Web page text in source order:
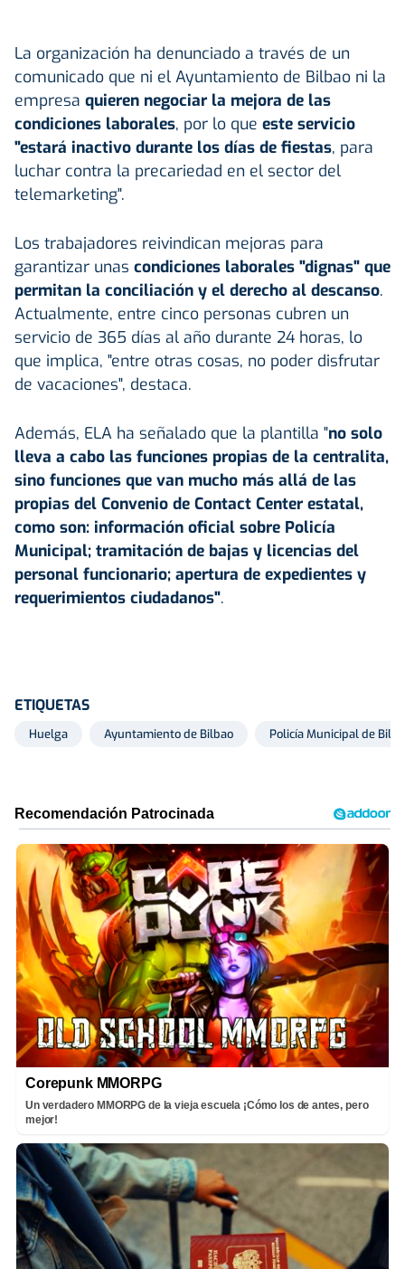
La organización ha denunciado a través de un
comunicado que ni el Ayuntamiento de Bilbao ni la
empresa quieren negociar la mejora de las
condiciones laborales, por lo que este servicio
"estará inactivo durante los días de fiestas, para
luchar contra la precariedad en el sector del
telemarketing".
Los trabajadores reivindican mejoras para
garantizar unas condiciones laborales "dignas" que
permitan la conciliación y el derecho al descanso.
Actualmente, entre cinco personas cubren un
servicio de 365 días al año durante 24 horas, lo
que implica, "entre otras cosas, no poder disfrutar
de vacaciones", destaca.
Además, ELA ha señalado que la plantilla "no solo
lleva a cabo las funciones propias de la centralita,
sino funciones que van mucho más allá de las
propias del Convenio de Contact Center estatal,
como son: información oficial sobre Policía
Municipal; tramitación de bajas y licencias del
personal funcionario; apertura de expedientes y
requerimientos ciudadanos".
ETIQUETAS
Huelga Ayuntamiento de Bilbao Policía Municipal de
Corepunk MMORPG
Un verdadero MMORPG de la vieja escuela ¡Cómo los de antes, pero
mejor!